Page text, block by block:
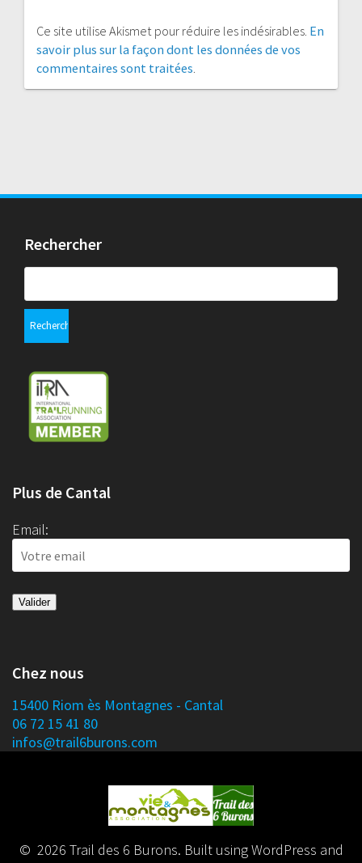
Ce site utilise Akismet pour réduire les indésirables. En
savoir plus sur la façon dont les données de vos
commentaires sont traitées
Rechercher
Plus de Cantal
Email:
Chez nous
15400 Riom ès Montagnes - Cantal
06 72 15 41 80
infos@trail6burons.com
© 2026 Trail des 6 Burons. Built using WordPress and